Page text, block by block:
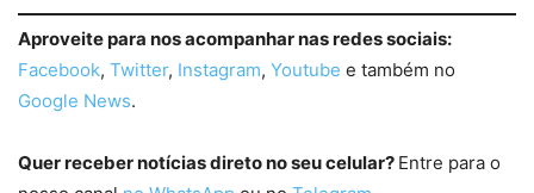
Aproveite para nos acompanhar nas redes sociais:
Facebook, Twitter, Instagram, Youtube e também no
Google News.
Quer receber notícias direto no seu celular? Entre para o